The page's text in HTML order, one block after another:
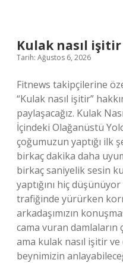
Kulak nasıl işitir
Tarih: Ağustos 6, 2026
Fitnews takipçilerine
“Kulak nasıl işitir”
paylaşacağız. Kulak
İçindeki Olağanüstü
çoğumuzun yaptığı ilk
birkaç dakika daha
birkaç saniyelik sesin
yaptığını hiç
trafiğinde yürürken
arkadaşımızın
cama vuran damlaların
ama kulak nasıl işitir
beynimizin